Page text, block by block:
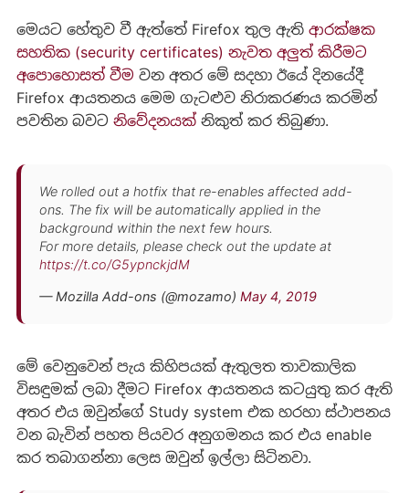
මෙයට හේතුව වී ඇත්තේ Firefox තුල ඇති ආරක්ෂක
සහතික (security certificates) නැවත අලුත් කිරීමට
අපොහොසත් වීම වන අතර මේ සදහා ඊයේ දිනයේදී
Firefox ආයතනය මෙම ගැටළුව නිරාකරණය කරමින්
පවතින බවට නිවේදනයක්නිකුත් කර තිබුණා.
We rolled out a hotfix that re-enables affected add-
ons. The fix will be automatically applied in the
background within the next few hours.
For more details, please check out the update at
https://t.co/G5ypnckjdM
— Mozilla Add-ons (@mozamo) May 4, 2019
මේ වෙනුවෙන් පැය කිහිපයක් ඇතුලත තාවකාලික
විසඳුමක් ලබා දීමට Firefox ආයතනය කටයුතු කර ඇති
අතර එය ඔවුන්ගේ Study system එක හරහා ස්ථාපනය
වන බැවින් පහත පියවර අනුගමනය කර එය enable
කර තබාගන්නා ලෙස ඔවුන් ඉල්ලා සිටිනවා.